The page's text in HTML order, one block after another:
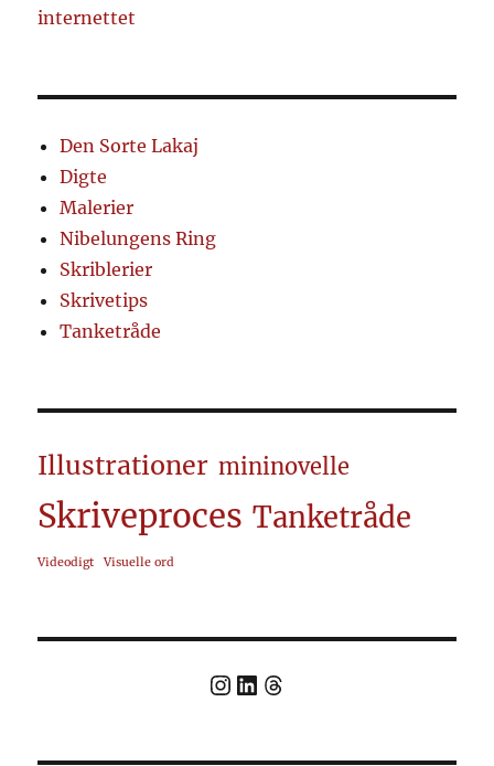
internettet
Den Sorte Lakaj
Digte
Malerier
Nibelungens Ring
Skriblerier
Skrivetips
Tanketråde
Illustrationer mininovelle
Skriveproces Tanketråde
Videodigt Visuelle ord
Link til instagram
Link in LinkedIn
Threads